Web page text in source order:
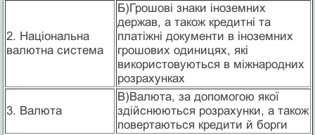
2. Національна
валютна система
Б)Грошові знаки іноземних
держав, а також кредитні та
платіжні документи в іноземних
грошових одиницях, які
використовуються в міжнародних
розрахунках
3. Валюта
В)Валюта, за допомогою якої
здійснюються розрахунки, а також
повертаються кредити й борги